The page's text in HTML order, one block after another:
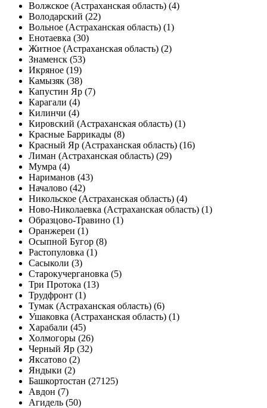
Волжское (Астраханская область) (4)
Володарский (22)
Вольное (Астраханская область) (1)
Енотаевка (30)
Житное (Астраханская область) (2)
Знаменск (53)
Икряное (19)
Камызяк (38)
Капустин Яр (7)
Карагали (4)
Килинчи (4)
Кировский (Астраханская область) (1)
Красные Баррикады (8)
Красный Яр (Астраханская область) (16)
Лиман (Астраханская область) (29)
Мумра (4)
Нариманов (43)
Началово (42)
Никольское (Астраханская область) (4)
Ново-Николаевка (Астраханская область) (1)
Образцово-Травино (1)
Оранжереи (1)
Осыпной Бугор (8)
Растопуловка (1)
Сасыколи (3)
Старокучергановка (5)
Три Протока (13)
Трудфронт (1)
Тумак (Астраханская область) (6)
Ушаковка (Астраханская область) (1)
Харабали (45)
Холмогоры (26)
Черный Яр (32)
Яксатово (2)
Яндыки (2)
Башкортостан (27125)
Авдон (7)
Агидель (50)